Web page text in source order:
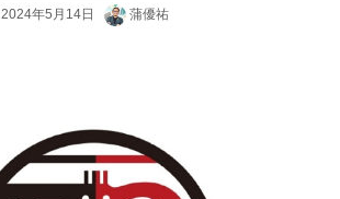
2024年5月14日 蒲優祐